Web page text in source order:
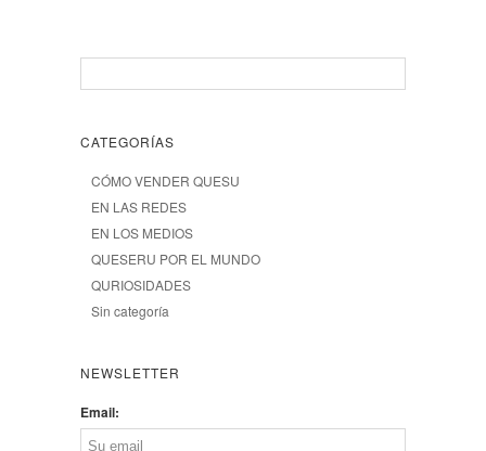
CATEGORÍAS
CÓMO VENDER QUESU
EN LAS REDES
EN LOS MEDIOS
QUESERU POR EL MUNDO
QURIOSIDADES
Sin categoría
NEWSLETTER
Email: